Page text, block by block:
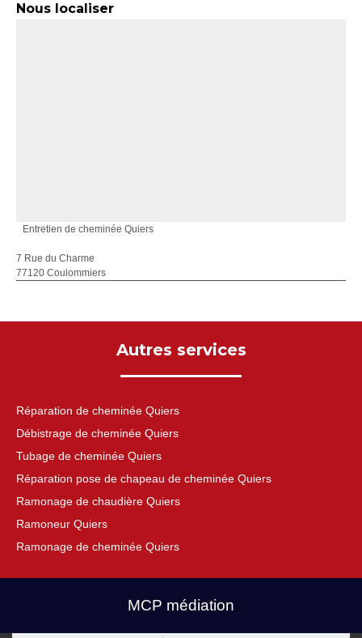
Nous localiser
Entretien de cheminée Quiers
7 Rue du Charme
77120 Coulommiers
Autres services
Réparation de cheminée Quiers
Débistrage de cheminée Quiers
Tubage de cheminée Quiers
Réparation pose de chapeau de cheminée Quiers
Ramonage de chaudière Quiers
Ramoneur Quiers
Ramonage de cheminée Quiers
MCP médiation